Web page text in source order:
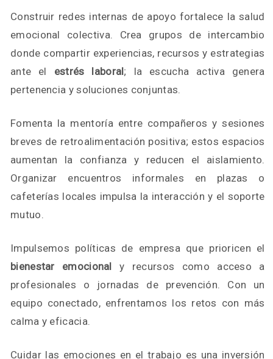
Construir redes internas de apoyo fortalece la salud
emocional colectiva. Crea grupos de intercambio
donde compartir experiencias, recursos y estrategias
ante el estrés laboral; la escucha activa genera
pertenencia y soluciones conjuntas.
Fomenta la mentoría entre compañeros y sesiones
breves de retroalimentación positiva; estos espacios
aumentan la confianza y reducen el aislamiento.
Organizar encuentros informales en plazas o
cafeterías locales impulsa la interacción y el soporte
mutuo.
Impulsemos políticas de empresa que prioricen el
bienestar emocional y recursos como acceso a
profesionales o jornadas de prevención. Con un
equipo conectado, enfrentamos los retos con más
calma y eficacia.
Cuidar las emociones en el trabajo es una inversión